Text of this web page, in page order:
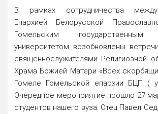
В рамках сотрудничества
Епархией Белорусской
Гомельским государственным
университетом возобновлены
священнослужителями Религиозной
Храма Божией Матери «Всех
Гомеле Гомельской епархии БЦП (
Очередное мероприятие прошло 27
студентов нашего вуза. Отец Павел